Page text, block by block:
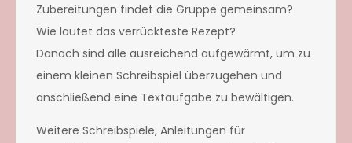
Zubereitungen findet die Gruppe gemeinsam?
Wie lautet das verrückteste Rezept?
Danach sind alle ausreichend aufgewärmt, um zu
einem kleinen Schreibspiel überzugehen und
anschließend eine Textaufgabe zu bewältigen.
Weitere Schreibspiele, Anleitungen für